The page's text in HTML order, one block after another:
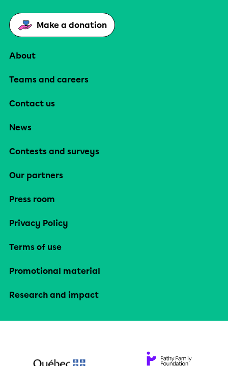
Make a donation
About
Teams and careers
Contact us
News
Contests and surveys
Our partners
Press room
Privacy Policy
Terms of use
Promotional material
Research and impact